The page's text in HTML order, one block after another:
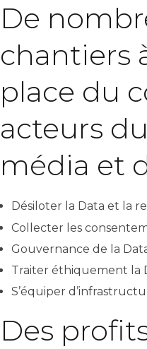
De
chantiers
place du
acteurs
média et
Désiloter la Data et la
Collecter les
Gouvernance de la
Traiter éthiquement la
S’équiper
Des